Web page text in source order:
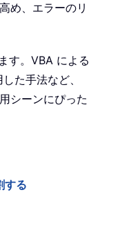
め、エラーのリ
す。VBA による
た手法など、
シーンにぴった
する